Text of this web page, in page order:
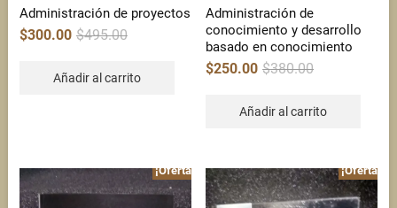
Administración de proyectos
$495.00Original
$300.00
Current
Añadir al carrito
Administración de
conocimiento y desarrollo
basado en conocimiento
$380.00Original
$250.00
Current
Añadir al carrito
¡Oferta! ¡Oferta!